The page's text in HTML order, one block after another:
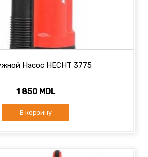
Насос HECHT 3775
1 850 MDL
В корзину